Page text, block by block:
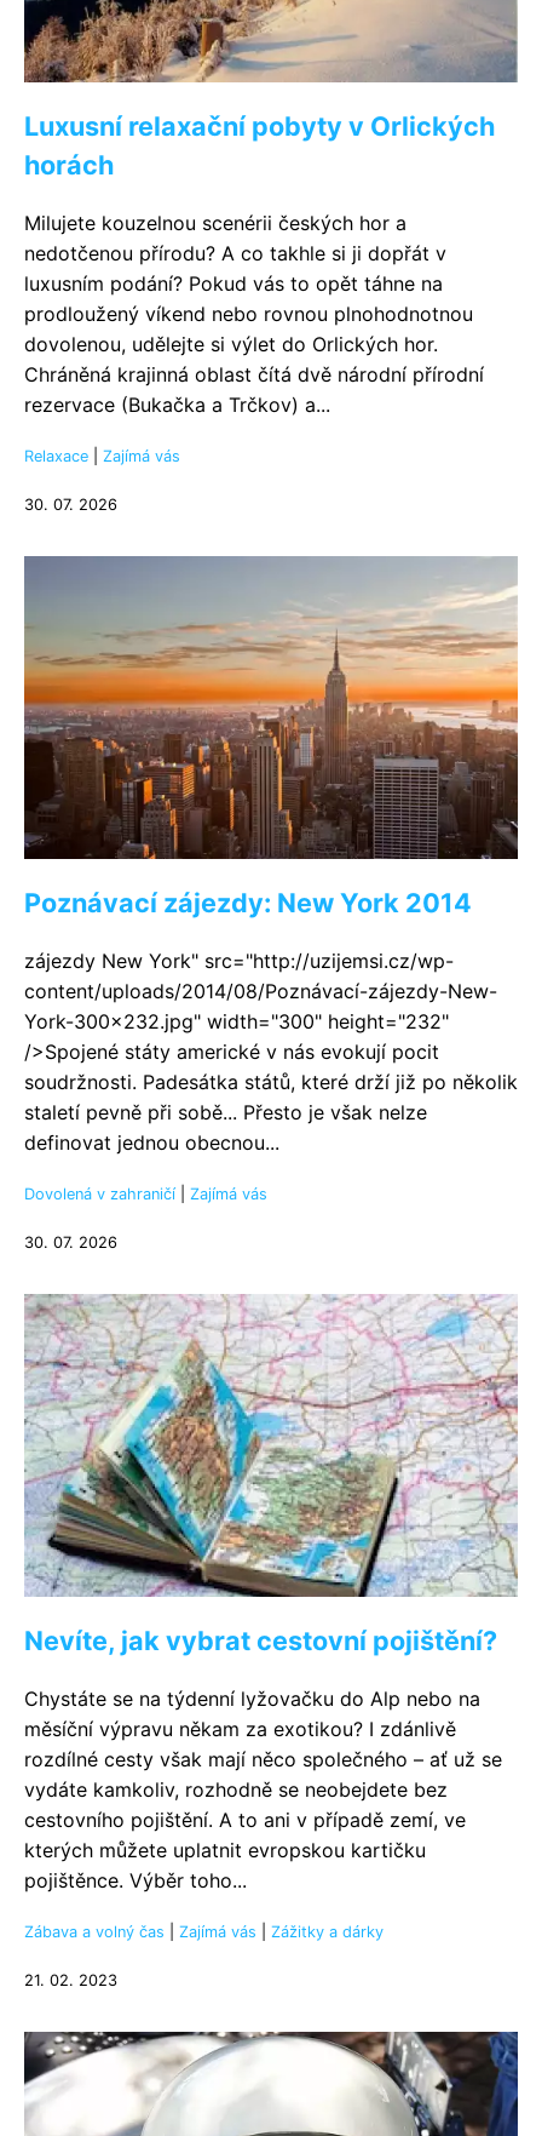
Luxusní relaxační pobyty v Orlických
horách
Milujete kouzelnou scenérii českých hor a
nedotčenou přírodu? A co takhle si ji dopřát v
luxusním podání? Pokud vás to opět táhne na
prodloužený víkend nebo rovnou plnohodnotnou
dovolenou, udělejte si výlet do Orlických hor.
Chráněná krajinná oblast čítá dvě národní přírodní
rezervace (Bukačka a Trčkov) a...
Relaxace Zajímá vás
30. 07. 2026
Poznávací zájezdy: New York 2014
zájezdy New York" src="http://uzijemsi.cz/wp-
content/uploads/2014/08/Poznávací-zájezdy-New-
York-300x232.jpg" width="300" height="232"
/>Spojené státy americké v nás evokují pocit
soudržnosti. Padesátka států, které drží již po několik
staletí pevně při sobě... Přesto je však nelze
definovat jednou obecnou...
Dovolená v zahraničí Zajímá vás
30. 07. 2026
Nevíte, jak vybrat cestovní pojištění?
Chystáte se na týdenní lyžovačku do Alp nebo na
měsíční výpravu někam za exotikou? I zdánlivě
rozdílné cesty však mají něco společného – ať už se
vydáte kamkoliv, rozhodně se neobejdete bez
cestovního pojištění. A to ani v případě zemí, ve
kterých můžete uplatnit evropskou kartičku
pojištěnce. Výběr toho...
Zábava a volný čas Zajímá vás Zážitky a dárky
21. 02. 2023